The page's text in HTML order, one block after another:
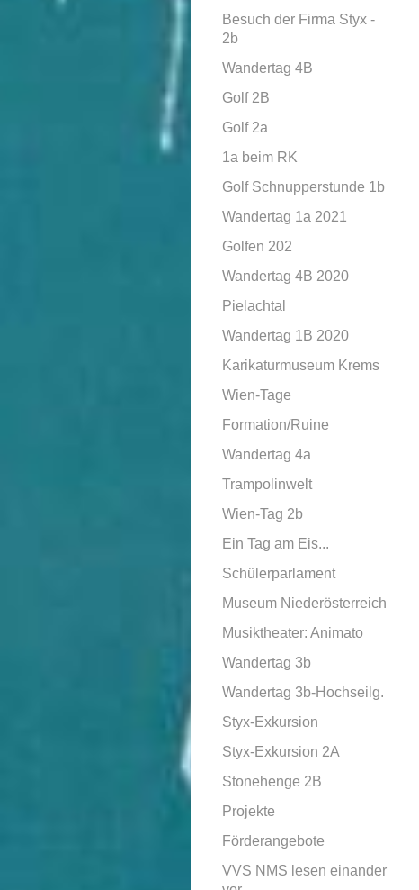
Besuch der Firma Styx -
2b
Wandertag 4B
Golf 2B
Golf 2a
1a beim RK
Golf Schnupperstunde 1b
Wandertag 1a 2021
Golfen 202
Wandertag 4B 2020
Pielachtal
Wandertag 1B 2020
Karikaturmuseum Krems
Wien-Tage
Formation/Ruine
Wandertag 4a
Trampolinwelt
Wien-Tag 2b
Ein Tag am Eis...
Schülerparlament
Museum Niederösterreich
Musiktheater: Animato
Wandertag 3b
Wandertag 3b-Hochseilg.
Styx-Exkursion
Styx-Exkursion 2A
Stonehenge 2B
Projekte
Förderangebote
VVS NMS lesen einander